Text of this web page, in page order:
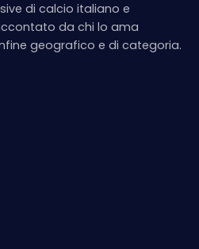
di calcio italiano e
da chi lo ama
geografico e di categoria.